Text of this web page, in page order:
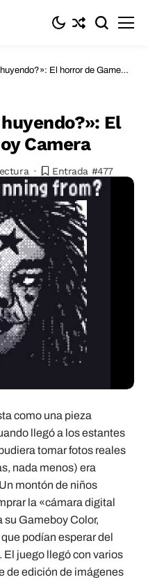
El horror de Game
El
Camera
Entrada #477
como una pieza
llegó a los estantes
tomar fotos reales
nada menos) era
montón de niños
la «cámara digital
su Gameboy Color,
podían esperar del
El juego llegó con varios
de edición de imágenes